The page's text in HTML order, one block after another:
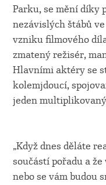
Parku, se mění díky
nezávislých štábů
vzniku filmového
zmatený režisér,
Hlavními aktéry se
kolemjdoucí,
jeden
„Když dnes děláte
součástí pořadu a
nebo se vám budou